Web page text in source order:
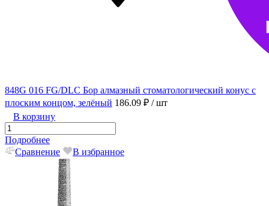
848G 016 FG/DLC Бор алмазный стоматологический конус с
плоским концом, зелёный 186.09 ₽ / шт
В корзину
Подробнее
Сравнение
В избранное